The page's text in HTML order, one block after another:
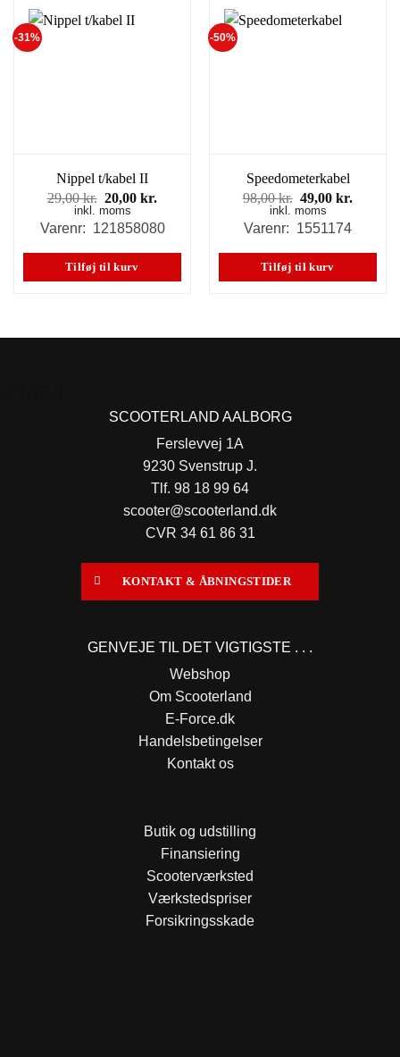
-31%
Nippel t/kabel II
29,00kr. Den
oprindelige
pris
29,00 kr..
20,00kr.
pris
20,00 kr..
inkl. moms
Varenr: 121858080
Tilføj til kurv
-50%
Speedometerkabel
98,00kr. Den
oprindelige
pris
98,00 kr..
49,00kr.
49,00
inkl. moms
Varenr: 1551174
Tilføj til kurv
SCOOTERLAND AALBORG
Ferslevvej 1A
9230 Svenstrup J.
Tlf. 98 18 99 64
scooter@scooterland.dk
CVR 34 61 86 31
KONTAKT & ÅBNINGSTIDER
GENVEJE TIL DET VIGTIGSTE . . .
Webshop
Om Scooterland
E-Force.dk
Handelsbetingelser
Kontakt os
Butik og udstilling
Finansiering
Scooterværksted
Værkstedspriser
Forsikringsskade